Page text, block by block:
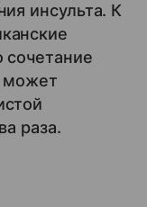
инсульта. К
сочетание
может
раза.